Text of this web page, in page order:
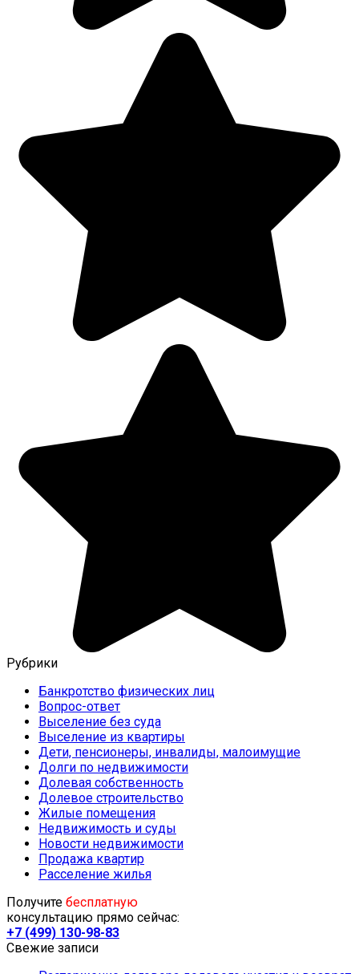
Рубрики
Банкротство физических лиц
Вопрос-ответ
Выселение без суда
Выселение из квартиры
Дети, пенсионеры, инвалиды, малоимущие
Долги по недвижимости
Долевая собственность
Долевое строительство
Жилые помещения
Недвижимость и суды
Новости недвижимости
Продажа квартир
Расселение жилья
Получите бесплатную
консультацию прямо сейчас:
+7 (499) 130-98-83
Свежие записи